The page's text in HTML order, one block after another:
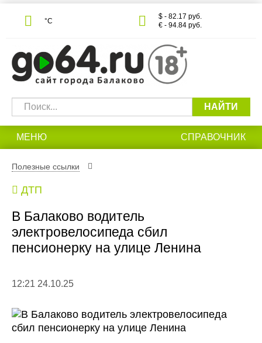
°С
$ - 82.17 руб.
€ - 94.84 руб.
НАЙТИ
МЕНЮ СПРАВОЧНИК
Полезные ссылки
ДТП
В Балаково водитель
электровелосипеда сбил
пенсионерку на улице Ленина
12:21 24.10.25